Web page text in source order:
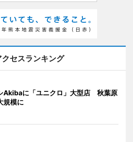
クセスランキング
Akibaに「ユニクロ」大型店 秋葉原
規模に